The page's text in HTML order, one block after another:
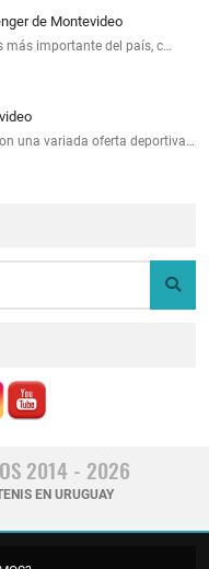
de Montevideo
más importante del país, c…
una variada oferta deportiva…
2014 - 2026
EN URUGUAY